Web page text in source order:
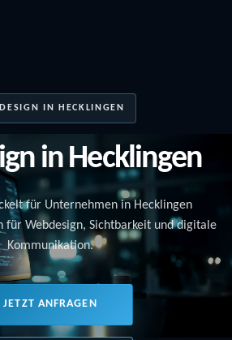
IN HECKLINGEN
in Hecklingen
für Unternehmen in Hecklingen
für Webdesign, Sichtbarkeit und digitale
Kommunikation.
JETZT ANFRAGEN